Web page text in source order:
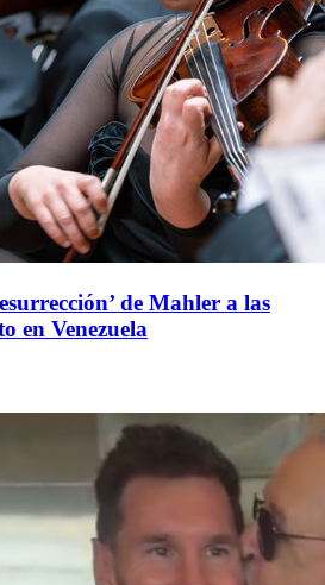
de Mahler a las
en Venezuela